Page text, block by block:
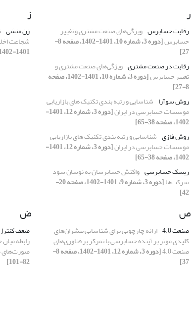
ر
رقابت حسابرس ویژگی‌های صنعت مشتری و تغییر
حسابرس [دوره 3، شماره 10، 1401-1402، صفحه 8-
27]
رقابت در صنعت مشتری ویژگی‌های صنعت مشتری و
تغییر حسابرس [دوره 3، شماره 10، 1401-1402، صفحه
8-27]
روش سوآرا شناسایی و رتبه بندی تکنیک های بازاریابی
موسسات حسابرسی در ایران [دوره 3، شماره 12، 1401-
1402، صفحه 38-65]
روش فازی شناسایی و رتبه بندی تکنیک های بازاریابی
موسسات حسابرسی در ایران [دوره 3، شماره 12، 1401-
1402، صفحه 38-65]
ریسک حسابرسی واکنش حسابرسان به نوسان سود
شرکت‌ها [دوره 3، شماره 9، 1401-1402، صفحه 20-
42]
ز
زن منشی
شجاعت
1401-1402، صفحه 8-19]
ص
صنعت 4.0 ارائه چارچوبی برای شناسایی پیشران‌های
کلیدی موثر بر آینده حسابرسی با تمرکز بر فناوری‌های
صنعت 4.0 [دوره 3، شماره 12، 1401-1402، صفحه 8-
37]
ض
ضعف
رابطه
صورت‌های
82-101]